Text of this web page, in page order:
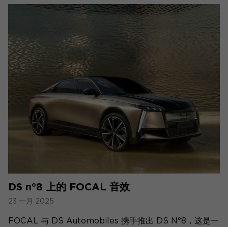
DS n°8 上的 FOCAL 音效
23 一月 2025
FOCAL 与 DS Automobiles 携手推出 DS N°8，这是一